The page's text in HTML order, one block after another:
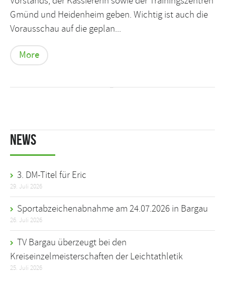
Gmünd und Heidenheim geben. Wichtig ist auch die
Vorausschau auf die geplan...
More
News
3. DM-Titel für Eric
29. Juli 2026
Sportabzeichenabnahme am 24.07.2026 in Bargau
26. Juli 2026
TV Bargau überzeugt bei den
Kreiseinzelmeisterschaften der Leichtathletik
25. Juli 2026